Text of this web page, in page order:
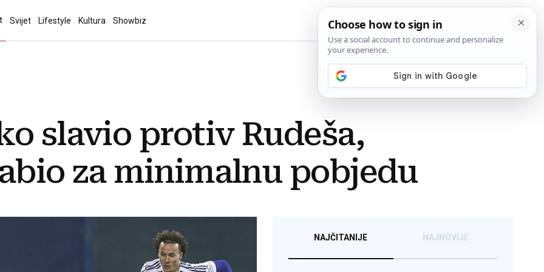
Svijet Lifestyle Kultura Showbiz
slavio protiv Rudeša,
za minimalnu pobjedu
NAJČITANIJE NAJNOVIJE